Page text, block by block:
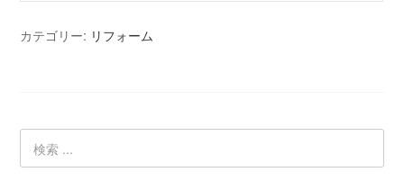
カテゴリー: リフォーム